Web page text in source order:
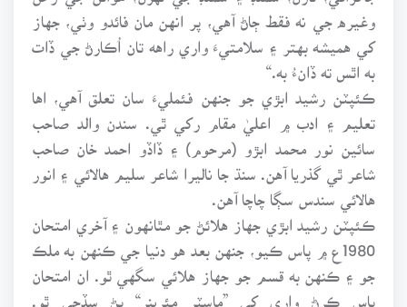
وغيره جي نه فقط ڄاڻ آهي، پر انهن مان فائدو وٺي، جهاز
کي هميشه بهتر ۽ سلامتيءَ واري راهه تان اُڪارڻ جي ڏات
به اٿس ته ڏانءُ به.“
ڪئپٽن رشيد ابڙي جو جنهن فئمليءَ سان تعلق آهي، اها
تعليم ۽ ادب ۾ اعليٰ مقام رکي ٿي. سندن والد صاحب
سائين نور محمد ابڙو (مرحوم) ۽ ڏاڏو احمد خان صاحب
شاعر ٿي گذريا آهن. سنڌ جا ناليرا شاعر سليم هالائي ۽ انور
هالائي سندس سڳا چاچا آهن.
ڪئپٽن رشيد ابڙي جهاز هلائڻ جو مٿانهون ۽ آخري امتحان
1980ع ۾ پاس ڪيو، جنهن بعد هو دنيا جي ڪنهن به ملڪ
جو ۽ ڪنهن به قسم جو جهاز هلائي سگهي ٿو. ان امتحان
پاس ڪرڻ واري کي ”ماسٽر مئرينر“ پڻ سڏجي ٿو.